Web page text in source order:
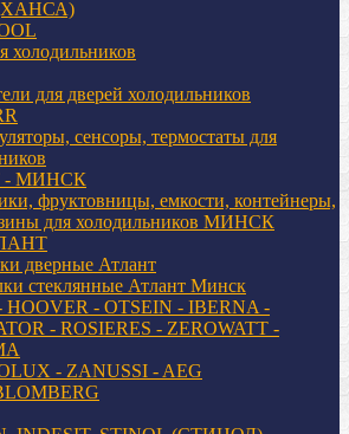
холодильников
для дверей холодильников
сенсоры, термостаты для
- МИНСК
фруктовницы, емкости, контейнеры,
для холодильников МИНСК
дверные Атлант
стеклянные Атлант Минск
HOOVER - OTSEIN - IBERNA -
- ROSIERES - ZEROWATT -
- ZANUSSI - AEG